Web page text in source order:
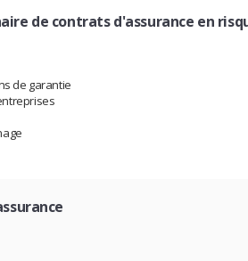
de contrats d'assurance en
de garantie